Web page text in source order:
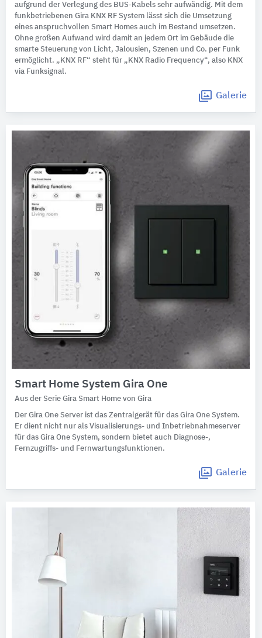
aufgrund der Verlegung des BUS-Kabels sehr aufwändig. Mit dem
funkbetriebenen Gira KNX RF System lässt sich die Umsetzung
eines anspruchvollen Smart Homes auch im Bestand umsetzen.
Ohne großen Aufwand wird damit an jedem Ort im Gebäude die
smarte Steuerung von Licht, Jalousien, Szenen und Co. per Funk
ermöglicht. „KNX RF“ steht für „KNX Radio Frequency“, also KNX
via Funksignal.
Galerie
Smart Home System Gira One
Aus der Serie Gira Smart Home von Gira
Der Gira One Server ist das Zentralgerät für das Gira One System.
Er dient nicht nur als Visualisierungs- und Inbetriebnahmeserver
für das Gira One System, sondern bietet auch Diagnose-,
Fernzugriffs- und Fernwartungsfunktionen.
Galerie